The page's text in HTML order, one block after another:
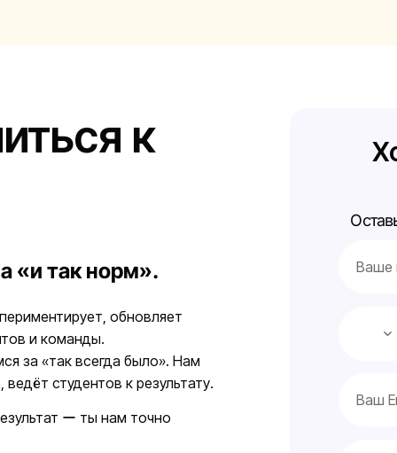
к
«и так норм».
обновляет
и команды.
за «так всегда было». Нам
студентов к результату.
ー ты нам точно